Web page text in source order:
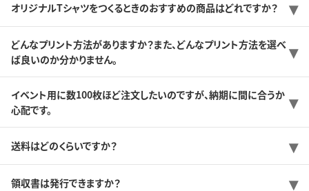
オリジナルTシャツをつくるときのおすすめの商品はどれですか？
どんなプリント方法がありますか？また、どんなプリント方法を選べ
ば良いのか分かりません。
イベント用に数100枚ほど注文したいのですが、納期に間に合うか
心配です。
送料はどのくらいですか？
領収書は発行できますか？